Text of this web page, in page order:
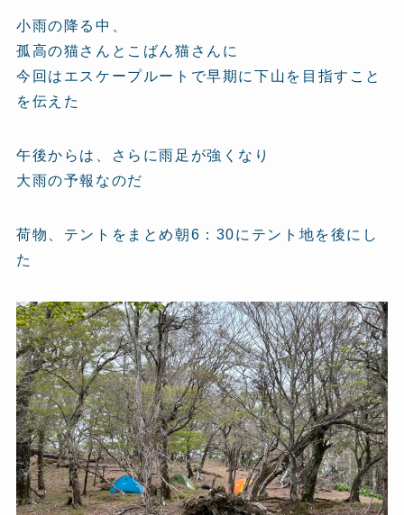
小雨の降る中、
孤高の猫さんとこばん猫さんに
今回はエスケープルートで早期に下山を目指すこと
を伝えた
午後からは、さらに雨足が強くなり
大雨の予報なのだ
荷物、テントをまとめ朝6：30にテント地を後にし
た